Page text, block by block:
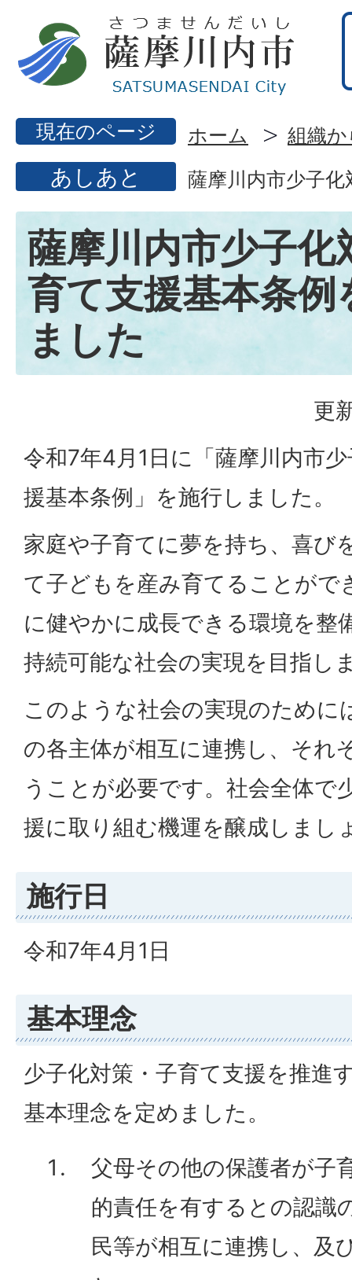
現在のページ ホーム 組織
あしあと 薩摩川内市少子
薩摩川内市少子化
育て支援基本条例
ました
更
令和7年4月1日に「薩摩川内市
援基本条例」を施行しました。
家庭や子育てに夢を持ち、喜び
て子どもを産み育てることがで
に健やかに成長できる環境を整
持続可能な社会の実現を目指し
このような社会の実現のために
の各主体が相互に連携し、それ
うことが必要です。社会全体で
援に取り組む機運を醸成しまし
施行日
令和7年4月1日
基本理念
少子化対策・子育て支援を推進
基本理念を定めました。
父母その他の保護者が子
的責任を有するとの認識
民等が相互に連携し、及